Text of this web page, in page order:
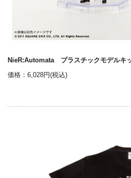
NieR:Automata プラスチックモデルキ
価格：6,028円(税込)